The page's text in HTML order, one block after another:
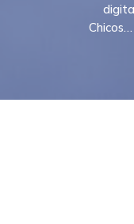
Chicos…